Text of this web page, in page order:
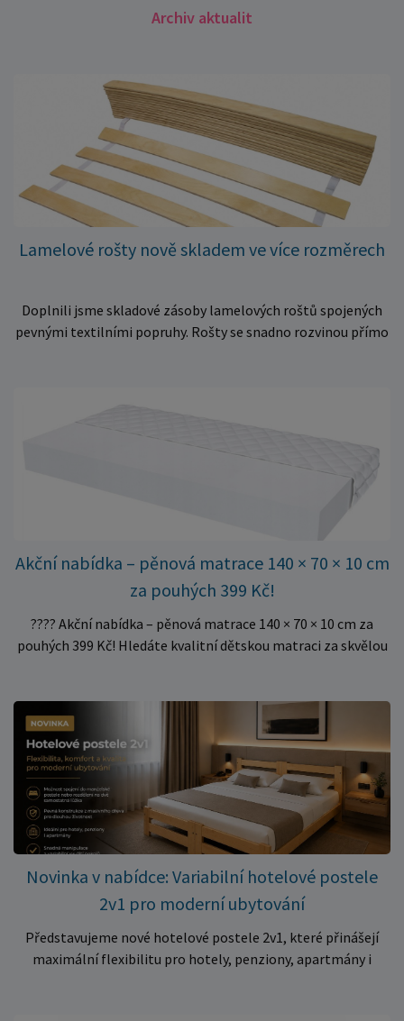
Archiv aktualit
Lamelové rošty nově skladem ve více rozměrech
Doplnili jsme skladové zásoby lamelových roštů spojených
pevnými textilními popruhy. Rošty se snadno rozvinou přímo
množství kusů, proto můžeme objednávky rychle expedovat.
Vyberte si vhodný rozměr a dopřejte své matraci kvalitní
podklad za výhodnou cenu.
Akční nabídka – pěnová matrace 140 × 70 × 10 cm
za pouhých 399 Kč!
???? Akční nabídka – pěnová matrace 140 × 70 × 10 cm za
pouhých 399 Kč! Hledáte kvalitní dětskou matraci za skvělou
✅ Pohodlné pěnové jádro pro komfortní spánek dítěte ✅
Skvělá volba do dětských postýlek ✅ Výjimečně výhodná cena
– jen 399 Kč Využijte této mimořádné nabídky a pořiďte
kvalitní matraci za cenu, která patří k nejvýhodnějším na
trhu. Akce platí pouze do vyprodání zásob. Nakupujte chytře a
ušetřete!
Novinka v nabídce: Variabilní hotelové postele
2v1 pro moderní ubytování
Představujeme nové hotelové postele 2v1, které přinášejí
maximální flexibilitu pro hotely, penziony, apartmány i